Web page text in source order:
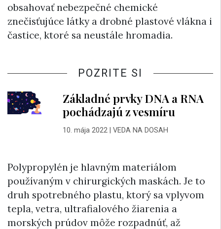
obsahovať nebezpečné chemické
znečisťujúce látky a drobné plastové vlákna i
častice, ktoré sa neustále hromadia.
POZRITE SI
Základné prvky DNA a RNA
pochádzajú z vesmíru
10. mája 2022| VEDA NA DOSAH
Polypropylén je hlavným materiálom
používaným v chirurgických maskách. Je to
druh spotrebného plastu, ktorý sa vplyvom
tepla, vetra, ultrafialového žiarenia a
morských prúdov môže rozpadnúť, až